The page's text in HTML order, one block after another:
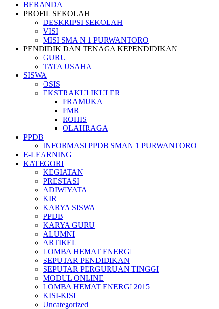
BERANDA
PROFIL SEKOLAH
DESKRIPSI SEKOLAH
VISI
MISI SMA N 1 PURWANTORO
PENDIDIK DAN TENAGA KEPENDIDIKAN
GURU
TATA USAHA
SISWA
OSIS
EKSTRAKULIKULER
PRAMUKA
PMR
ROHIS
OLAHRAGA
PPDB
INFORMASI PPDB SMAN 1 PURWANTORO
E-LEARNING
KATEGORI
KEGIATAN
PRESTASI
ADIWIYATA
KIR
KARYA SISWA
PPDB
KARYA GURU
ALUMNI
ARTIKEL
LOMBA HEMAT ENERGI
SEPUTAR PENDIDIKAN
SEPUTAR PERGURUAN TINGGI
MODUL ONLINE
LOMBA HEMAT ENERGI 2015
KISI-KISI
Uncategorized